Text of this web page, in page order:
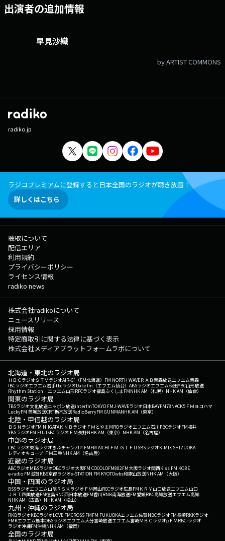
出演者の追加情報
早見沙織
by ARTIST COMMONS
radiko.jp
ラジコプレミアムに登録すると日本全国のラジオが聴き放題！
詳しくはこちら
聴取について
配信エリア
利用規約
プライバシーポリシー
ライセンス情報
radiko news
株式会社radikoについて
ニュースリリース
採用情報
特定商取引に関する法律に基づく表示
株式会社メディアプラットフォームラボについて
北海道・東北のラジオ局
ＨＢＣラジオＳＴＶラジオAIR-G'（FM北海道） FM NORTH WAVEＲＡＢ青森放送エフエム青森
IBCラジオエフエム岩手tbcラジオDate fm（エフエム仙台） ABSラジオエフエム秋田YBC山形放送
Rhythm Station エフエム山形RFCラジオ福島ふくしまFMNHK AM（札幌） NHK AM（仙台）
関東のラジオ局
TBSラジオ文化放送ニッポン放送interfmTOKYO FMJ-WAVEラジオ日本BAYFM78NACK5 ＦＭヨコハマ
LuckyFM 茨城放送CRT栃木放送RadioBerryFM GUNMANHK AM（東京）
北陸・甲信越のラジオ局
ＢＳＮラジオFM NIIGATAＫＮＢラジオ ＦＭとやまMROラジオエフエム石川FBCラジオFM福井
YBSラジオFM FUJISBCラジオ ＦＭ長野NHK AM（東京） NHK AM（名古屋）
中部のラジオ局
CBCラジオ東海ラジオぎふチャンZIP-FMFM AICHI ＦＭ ＧＩＦＵ SBSラジオK-MIX SHIZUOKA
レディオキューブ ＦＭ三重NHK AM（名古屋）
近畿のラジオ局
ABCラジオMBSラジオOBCラジオ大阪FM COCOLOFM802FM大阪ラジオ関西Kiss FM KOBE
e-radio FM滋賀KBS京都ラジオα-STATION FM KYOTOwbs和歌山放送NHK AM（大阪）
中国・四国のラジオ局
BSSラジオエフエム山陰ＲＳＫラジオ ＦＭ岡山RCCラジオ広島FM ＫＲＹ山口放送エフエム山口
ＪＲＴ四国放送FM徳島RNC西日本放送FM香川RNB南海放送FM愛媛RKC高知放送エフエム高知
NHK AM（広島） NHK AM（松山）
九州・沖縄のラジオ局
RKBラジオKBCラジオLOVE FMCROSS FMFM FUKUOKAエフエム佐賀NBCラジオFM長崎RKKラジオ
FMKエフエム熊本OBSラジオエフエム大分宮崎放送エフエム宮崎ＭＢＣラジオμＦＭRBCiラジオ
ラジオ沖縄FM沖縄NHK AM（福岡）
全国のラジオ局